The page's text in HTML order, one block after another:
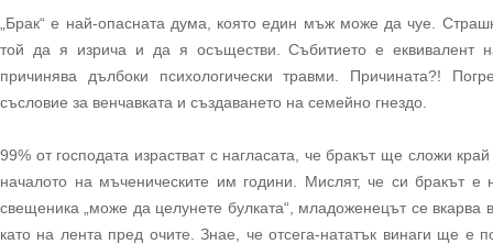
„Брак“ е най-опасната дума, която един мъж може да чуе.
той да я изрича и да я осъществи. Събитието е еквивалент
причинява дълбоки психологически травми. Причината?!
съсловие за венчавката и създаването на семейно гнездо.
99% от господата израстват с нагласата, че бракът ще сложи
началото на мъченическите им години. Мислят, че си бракът
свещеника „може да целунете булката“, младоженецът се
като на лента пред очите. Знае, че отсега-нататък винаги ще е